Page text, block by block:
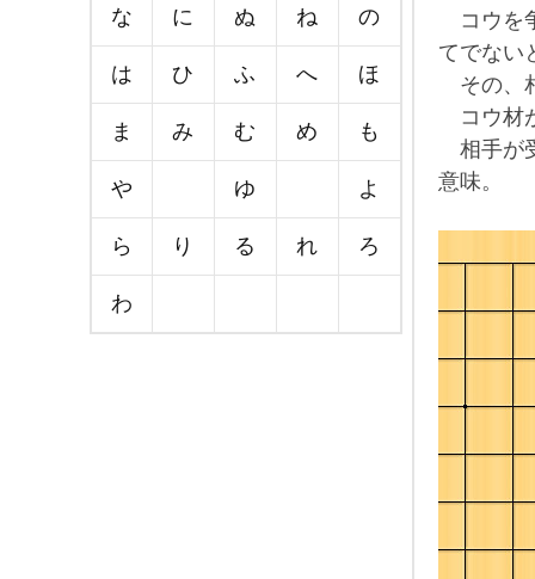
な に ぬ ね の
は ひ ふ へ ほ
ま み む め も
や ゆ よ
ら り る れ ろ
わ
コウを
てでない
その、
コウ材
相手が
意味。